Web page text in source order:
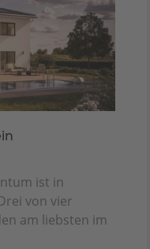
ist in
von vier
am liebsten im